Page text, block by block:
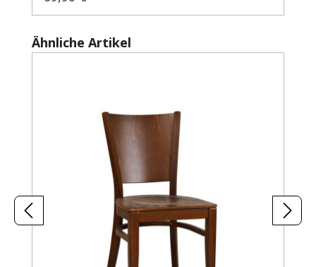
Produktgalerie überspringen
Ähnliche Artikel